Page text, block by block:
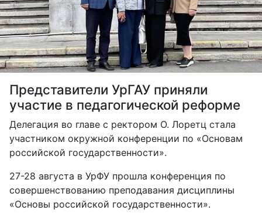
Представители УрГАУ приняли
участие в педагогической реформе
Делегация во главе с ректором О. Лоретц стала
участником окружной конференции по «Основам
российской государственности».
27-28 августа в УрФУ прошла конференция по
совершенствованию преподавания дисциплины
«Основы российской государственности».